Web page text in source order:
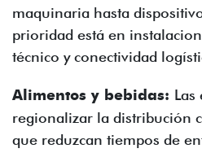
maquinaria hasta
prioridad está en
técnico y conectividad
Alimentos y bebidas: Las
regionalizar la distribución
que reduzcan tiempos de